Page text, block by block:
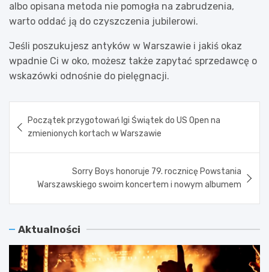
albo opisana metoda nie pomogła na zabrudzenia,
warto oddać ją do czyszczenia jubilerowi.
Jeśli poszukujesz antyków w Warszawie i jakiś okaz
wpadnie Ci w oko, możesz także zapytać sprzedawcę o
wskazówki odnośnie do pielęgnacji.
wpisu
Początek przygotowań Igi Świątek do US Open na
zmienionych kortach w Warszawie
Sorry Boys honoruje 79. rocznicę Powstania
Warszawskiego swoim koncertem i nowym albumem
Aktualności